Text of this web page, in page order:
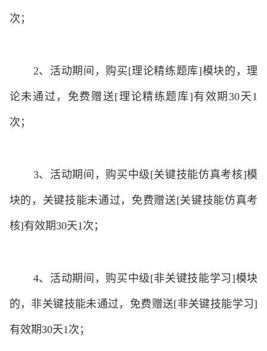
次；
2、 活动期间，购买[理论精练题库]模块的，理
论未通过，免费赠送[理论精练题库]有效期30天1
次；
3、 活动期间，购买中级[关键技能仿真考核]模
块的，关键技能未通过，免费赠送[关键技能仿真考
核]有效期30天1 次；
4、 活动期间，购买中级[非关键技能学习]模块
的，非关键技能未通过，免费赠送[非关键技能学习]
有效期30天1 次；